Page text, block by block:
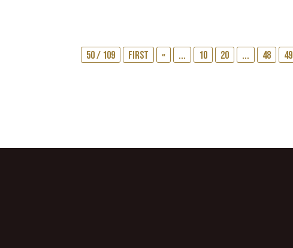
50 / 109 First « ... 10 20 ... 48 49